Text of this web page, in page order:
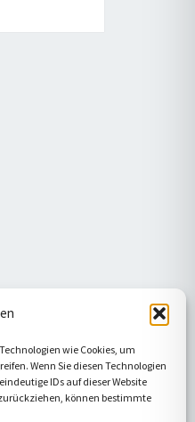
wie Cookies, um
Wenn Sie diesen Technologien
IDs auf dieser Website
können bestimmte